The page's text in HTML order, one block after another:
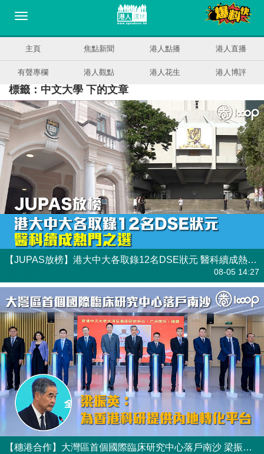
主頁 焦點新聞 港人點播 港人直播
有聲專欄 港人觀點 港人花生 港人博評
標籤：中文大學 下的文章
【JUPAS放榜】港大中大各取錄12名DSE狀元 醫科續成熱門之選
08-05 14:27
【穗港合作】大灣區首個國際臨床研究中心落戶南沙 梁振英：為香港科研提供內地轉化平台